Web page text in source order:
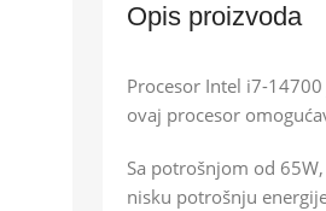
Opis proizvoda
Procesor Intel i7-
ovaj procesor
Sa potrošnjom od
nisku potrošnju